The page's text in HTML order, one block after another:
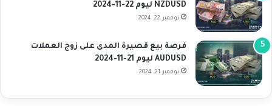
NZDUSD ليوم 22-11-2024
نوفمبر 22, 2024
فرصة بيع قصيرة المدى على زوج العملات
AUDUSD ليوم 21-11-2024
نوفمبر 21, 2024